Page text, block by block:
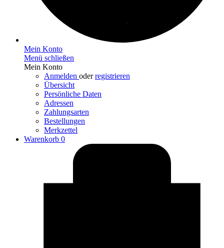
Mein Konto
Menü schließen
Mein Konto
Anmelden oderregistrieren
Übersicht
Persönliche Daten
Adressen
Zahlungsarten
Bestellungen
Merkzettel
Warenkorb 0